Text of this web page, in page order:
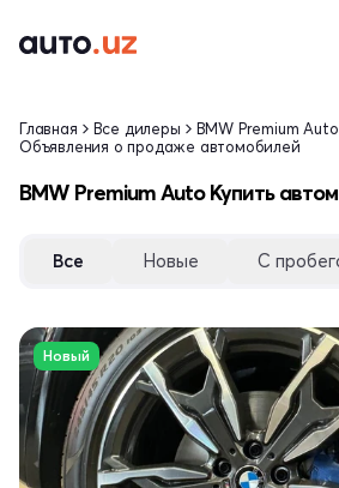
Главная Все дилеры
BMW Premium Auto
Объявления о продаже автомобилей
BMW Premium Auto Купить
Все Новые С
Новый